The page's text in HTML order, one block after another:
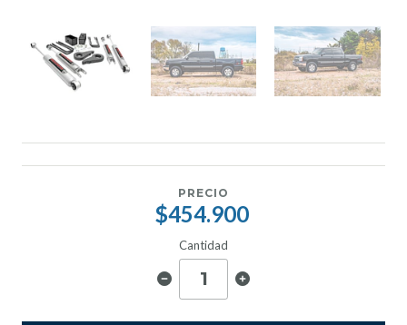
PRECIO
$454.900
Cantidad